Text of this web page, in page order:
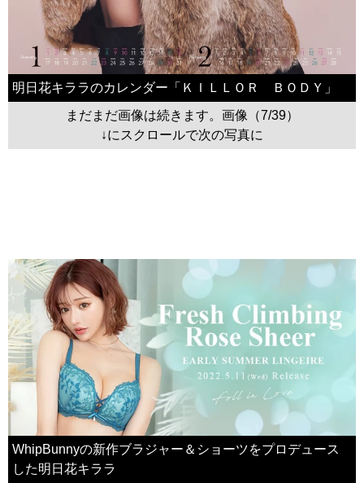
明日花キララのカレンダー「ＫＩＬＬＯＲ ＢＯＤＹ」
まだまだ画像は続きます。画像（7/39）
↓にスクロールで次の写真に
WhipBunnyの新作ブラジャー＆ショーツをプロデュース
した明日花キララ